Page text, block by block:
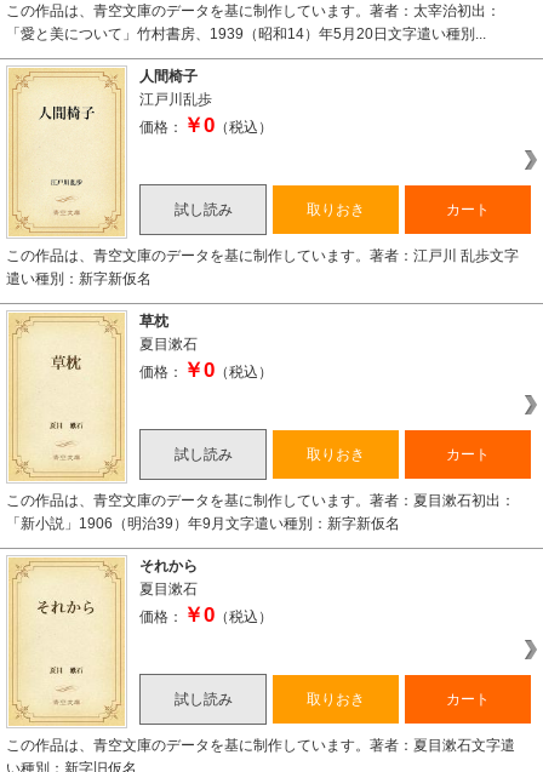
この作品は、青空文庫のデータを基に制作しています。著者：太宰治初出：
「愛と美について」竹村書房、1939（昭和14）年5月20日文字遣い種別...
人間椅子
江戸川乱歩
価格：
￥0 （税込）
試し読み 取りおき カート
この作品は、青空文庫のデータを基に制作しています。著者：江戸川 乱歩文字
遣い種別：新字新仮名
草枕
夏目漱石
価格：
￥0 （税込）
試し読み 取りおき カート
この作品は、青空文庫のデータを基に制作しています。著者：夏目漱石初出：
「新小説」1906（明治39）年9月文字遣い種別：新字新仮名
それから
夏目漱石
価格：
￥0 （税込）
試し読み 取りおき カート
この作品は、青空文庫のデータを基に制作しています。著者：夏目漱石文字遣
い種別：新字旧仮名